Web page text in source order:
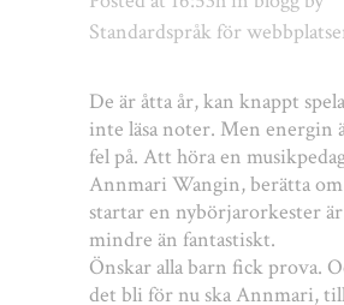
Standardspråk för
De är åtta år, kan knappt
inte läsa noter. Men energin
fel på. Att höra en
Annmari Wangin, berätta
startar en nybörjarorkester
mindre än fantastiskt.
Önskar alla barn fick prova.
det bli för nu ska Annmari,